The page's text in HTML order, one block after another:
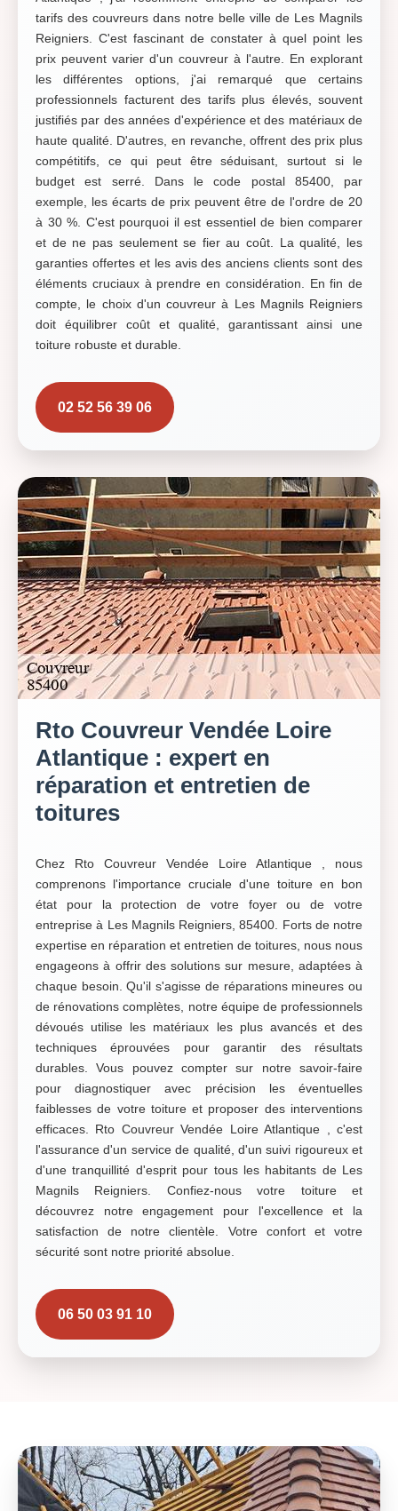
tarifs des couvreurs dans notre belle ville de Les Magnils
Reigniers. C'est fascinant de constater à quel point les
prix peuvent varier d'un couvreur à l'autre. En explorant
les différentes options, j'ai remarqué que certains
professionnels facturent des tarifs plus élevés, souvent
justifiés par des années d'expérience et des matériaux de
haute qualité. D'autres, en revanche, offrent des prix plus
compétitifs, ce qui peut être séduisant, surtout si le
budget est serré. Dans le code postal 85400, par
exemple, les écarts de prix peuvent être de l'ordre de 20
à 30 %. C'est pourquoi il est essentiel de bien comparer
et de ne pas seulement se fier au coût. La qualité, les
garanties offertes et les avis des anciens clients sont des
éléments cruciaux à prendre en considération. En fin de
compte, le choix d'un couvreur à Les Magnils Reigniers
doit équilibrer coût et qualité, garantissant ainsi une
toiture robuste et durable.
02 52 56 39 06
Rto Couvreur Vendée Loire
Atlantique : expert en
réparation et entretien de
toitures
Chez Rto Couvreur Vendée Loire Atlantique , nous
comprenons l'importance cruciale d'une toiture en bon
état pour la protection de votre foyer ou de votre
entreprise à Les Magnils Reigniers, 85400. Forts de notre
expertise en réparation et entretien de toitures, nous nous
engageons à offrir des solutions sur mesure, adaptées à
chaque besoin. Qu'il s'agisse de réparations mineures ou
de rénovations complètes, notre équipe de professionnels
dévoués utilise les matériaux les plus avancés et des
techniques éprouvées pour garantir des résultats
durables. Vous pouvez compter sur notre savoir-faire
pour diagnostiquer avec précision les éventuelles
faiblesses de votre toiture et proposer des interventions
efficaces. Rto Couvreur Vendée Loire Atlantique , c'est
l'assurance d'un service de qualité, d'un suivi rigoureux et
d'une tranquillité d'esprit pour tous les habitants de Les
Magnils Reigniers. Confiez-nous votre toiture et
découvrez notre engagement pour l'excellence et la
satisfaction de notre clientèle. Votre confort et votre
sécurité sont notre priorité absolue.
06 50 03 91 10